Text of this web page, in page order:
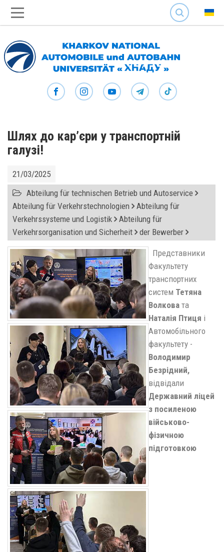
SEARCH
Шлях до кар’єри у транспортній
галузі!
21/03/2025
Abteilung für technischen Betrieb und Autoservice
Abteilung für Verkehrstechnologien Abteilung für
Verkehrssysteme und Logistik Abteilung für
Verkehrsorganisation und Sicherheit der Bewerber
Представники
Факультету
транспортних
систем Тетяна
Волкова та
Наталія Птиця і
Автомобільного
факультету -
Володимир
Безрідний,
відвідали
Державний ліцей
з посиленою
військово-
фізичною
підготовкою